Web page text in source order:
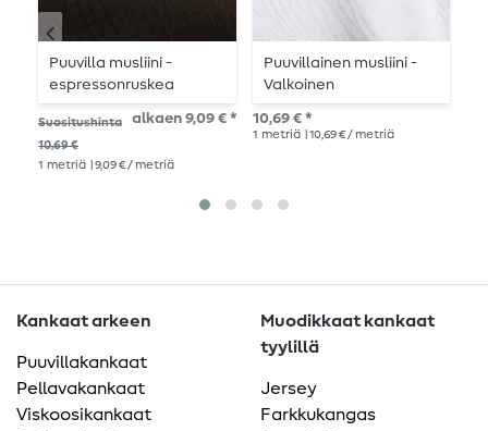
Puuvilla musliini -
espressonruskea
Suositushinta
10,69 €
alkaen 9,09 € *
1 metriä | 9,09 € / metriä
Puuvillainen musliini -
Valkoinen
10,69 € *
1 metriä | 10,69 € / metriä
Kankaat arkeen
Puuvillakankaat
Pellavakankaat
Viskoosikankaat
Muodikkaat kankaat
tyylillä
Jersey
Farkkukangas